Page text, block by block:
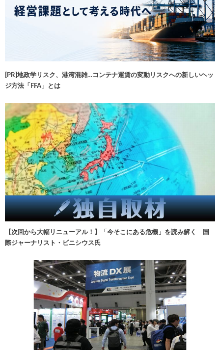
[PR]地政学リスク、港湾混雑…コンテナ運賃の変動リスクへの新しいヘッ
ジ方法「FFA」とは
【次回から大幅リニューアル！】「今そこにある危機」を読み解く 国
際ジャーナリスト・ビニシウス氏